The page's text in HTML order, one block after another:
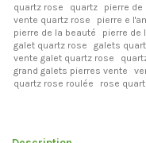
quartz rose quartz pierre de
vente quartz rose
pierre e
pierre de la beauté
pierre de
galet quartz rose
galets
vente galet quartz rose
grand galets pierres vente
quartz rose roulée
rose